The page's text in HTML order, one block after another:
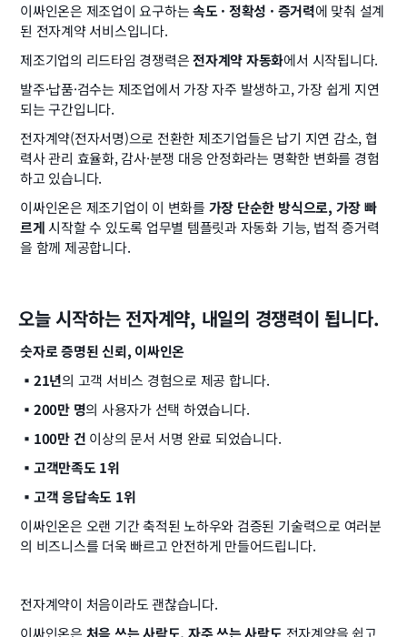
이싸인온은 제조업이 요구하는 속도 · 정확성 · 증거력에 맞춰 설계
된 전자계약 서비스입니다.
제조기업의 리드타임 경쟁력은 전자계약 자동화에서 시작됩니다.
발주·납품·검수는 제조업에서 가장 자주 발생하고, 가장 쉽게 지연
되는 구간입니다.
전자계약(전자서명)으로 전환한 제조기업들은 납기 지연 감소, 협
력사 관리 효율화, 감사·분쟁 대응 안정화라는 명확한 변화를 경험
하고 있습니다.
이싸인온은 제조기업이 이 변화를 가장 단순한 방식으로, 가장 빠
르게 시작할 수 있도록 업무별 템플릿과 자동화 기능, 법적 증거력
을 함께 제공합니다.
오늘 시작하는 전자계약, 내일의 경쟁력이 됩니다.
숫자로 증명된 신뢰, 이싸인온
▪️21년의 고객 서비스 경험으로 제공 합니다.
▪️200만 명의 사용자가 선택 하였습니다.
▪️100만 건 이상의 문서 서명 완료 되었습니다.
▪️고객만족도 1위
▪️고객 응답속도 1위
이싸인온은 오랜 기간 축적된 노하우와 검증된 기술력으로 여러분
의 비즈니스를 더욱 빠르고 안전하게 만들어드립니다.
전자계약이 처음이라도 괜찮습니다.
이싸인온은 처음 쓰는 사람도, 자주 쓰는 사람도 전자계약을 쉽고